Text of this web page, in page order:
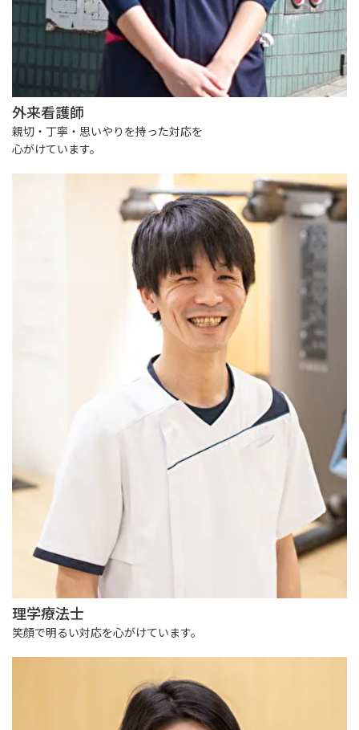
外来看護師
親切・丁寧・思いやりを持った対応を
心がけています。
理学療法士
笑顔で明るい対応を心がけています。